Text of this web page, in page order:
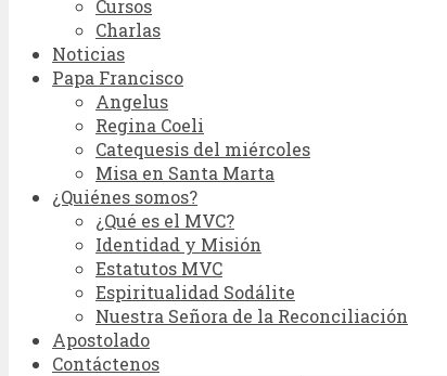
Cursos
Charlas
Noticias
Papa Francisco
Angelus
Regina Coeli
Catequesis del miércoles
Misa en Santa Marta
¿Quiénes somos?
¿Qué es el MVC?
Identidad y Misión
Estatutos MVC
Espiritualidad Sodálite
Nuestra Señora de la Reconciliación
Apostolado
Contáctenos